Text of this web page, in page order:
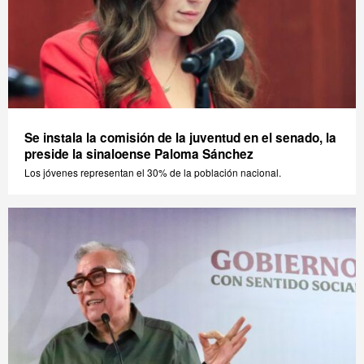
Se instala la comisión de la juventud en el senado, la
preside la sinaloense Paloma Sánchez
Los jóvenes representan el 30% de la población nacional.